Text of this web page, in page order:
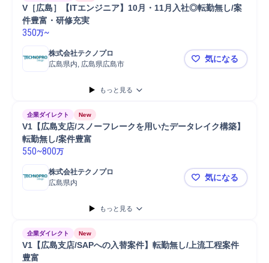
V［広島］【ITエンジニア】10月・11月入社◎転勤無し/案
件豊富・研修充実
350万~
株式会社テクノプロ
広島県内, 広島県広島市
V［広島］
気になる
もっと見る
企業ダイレクト New
V1【広島支店/スノーフレークを用いたデータレイク構築】
転勤無し/案件豊富
550~800万
株式会社テクノプロ
広島県内
V1【広島支
気になる
もっと見る
企業ダイレクト New
V1【広島支店/SAPへの入替案件】転勤無し/上流工程案件
豊富